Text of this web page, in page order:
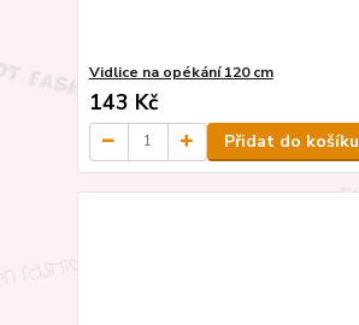
Vidlice na opékání 120 cm
143 Kč
Přidat do košíku